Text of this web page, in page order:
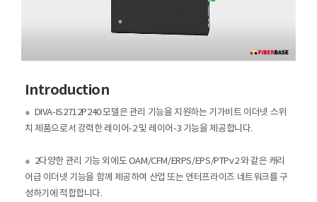
Introduction
● DIVA-IS2712P240 모델은 관리 기능을 지원하는 기가비트 이더넷 스위
치 제품으로서 강력한 레이어-2 및 레이어-3 기능을 제공합니다.
● 2다양한 관리 기능 외에도 OAM/CFM/ERPS/EPS/PTPv2 와 같은 캐리
어급 이더넷 기능을 함께 제공하여 산업 또는 엔터프라이즈 네트워크를 구
성하기에 적합합니다.